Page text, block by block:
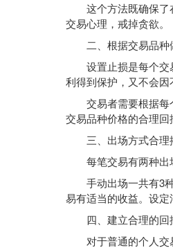
这个方法既确保了
交易心理，戒掉贪欲。
二、根据交易品种
设置止损是每个交
利得到保护，又不会因
交易者需要根据每
交易品种价格的合理回
三、出场方式合理
每笔交易有两种出场
手动出场一共有3种
易有适当的收益。设定
四、建立合理的回
对于普通的个人交